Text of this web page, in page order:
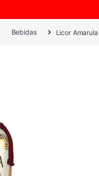
Bebidas Licor